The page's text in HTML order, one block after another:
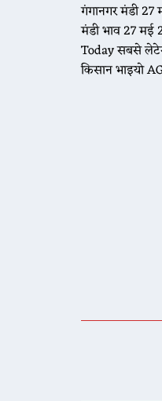
गंगानगर मंडी
मंडी भाव 27
Today सबसे
किसान भाइयो